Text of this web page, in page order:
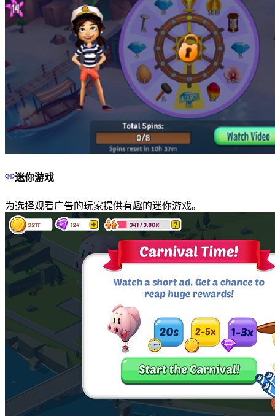
迷你游戏
为选择观看广告的玩家提供有趣的迷你游戏。